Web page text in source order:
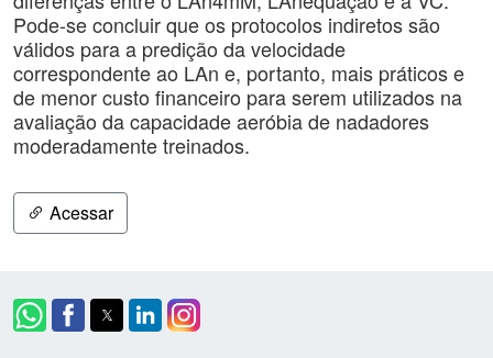
Pode-se concluir que os protocolos indiretos são
válidos para a predição da velocidade
correspondente ao LAn e, portanto, mais práticos e
de menor custo financeiro para serem utilizados na
avaliação da capacidade aeróbia de nadadores
moderadamente treinados.
Acessar